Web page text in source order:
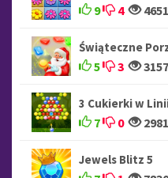
9 4 4651
Świąteczne
5 3 3157
3 Cukierki w
7 0 2981
Jewels Blitz 5